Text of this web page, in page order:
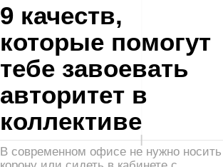
9 качеств,
которые помогут
тебе завоевать
авторитет в
коллективе
В современном офисе не нужно носить